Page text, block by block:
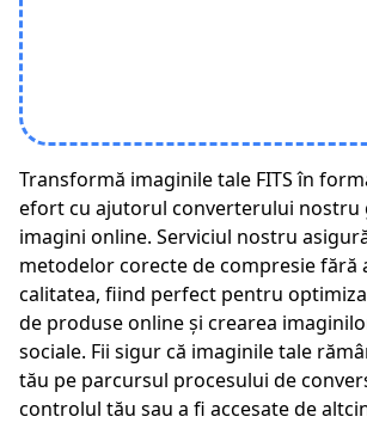
Transformă imaginile tale FITS în
efort cu ajutorul converterului nostru
imagini online. Serviciul nostru
metodelor corecte de compresie fără
calitatea, fiind perfect pentru
de produse online și crearea
sociale. Fii sigur că imaginile tale
tău pe parcursul procesului de
controlul tău sau a fi accesate de